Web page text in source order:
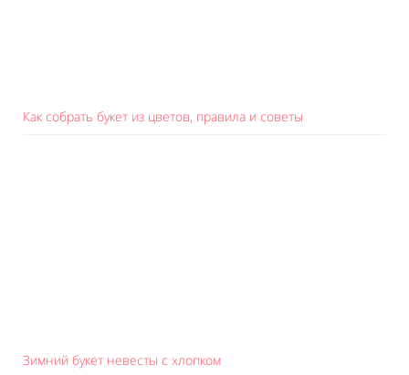
Как собрать букет из цветов, правила и советы
Зимний букет невесты с хлопком